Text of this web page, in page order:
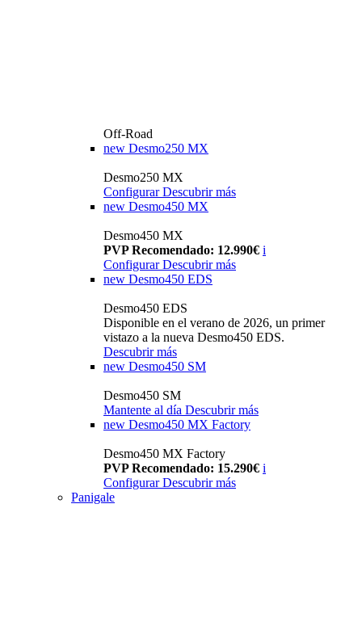
Off-Road
new Desmo250 MX
Desmo250 MX
Configurar Descubrir más
new Desmo450 MX
Desmo450 MX
PVP Recomendado: 12.990€ i
Configurar Descubrir más
new Desmo450 EDS
Desmo450 EDS
Disponible en el verano de 2026, un primer
vistazo a la nueva Desmo450 EDS.
Descubrir más
new Desmo450 SM
Desmo450 SM
Mantente al día Descubrir más
new Desmo450 MX Factory
Desmo450 MX Factory
PVP Recomendado: 15.290€ i
Configurar Descubrir más
Panigale